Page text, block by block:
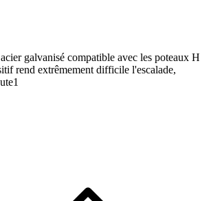
galvanisé compatible avec les poteaux H
rend extrêmement difficile l'escalade,